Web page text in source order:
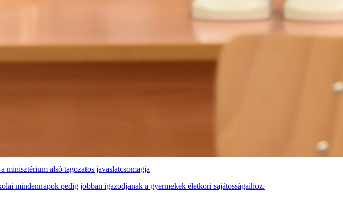
minisztérium alsó tagozatos javaslatcsomagja
mindennapok pedig jobban igazodjanak a gyermekek életkori sajátosságaihoz.